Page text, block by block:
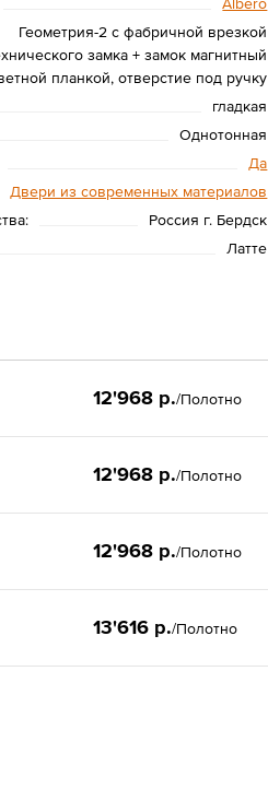
Геометрия-2 с фабричной врезкой
замка + замок магнитный
планкой, отверстие под ручку
гладкая
Однотонная
Да
Двери из современных материалов
Россия г. Бердск
Латте
12'968 р./Полотно
12'968 р./Полотно
12'968 р./Полотно
13'616 р./Полотно